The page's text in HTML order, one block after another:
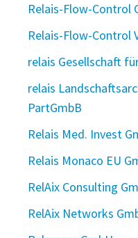
Relais-Flow-Control
Relais-Flow-Control
relais Gesellschaft
relais
PartGmbB
Relais Med. Invest
Relais Monaco EU
RelAix Consulting
RelAix Networks